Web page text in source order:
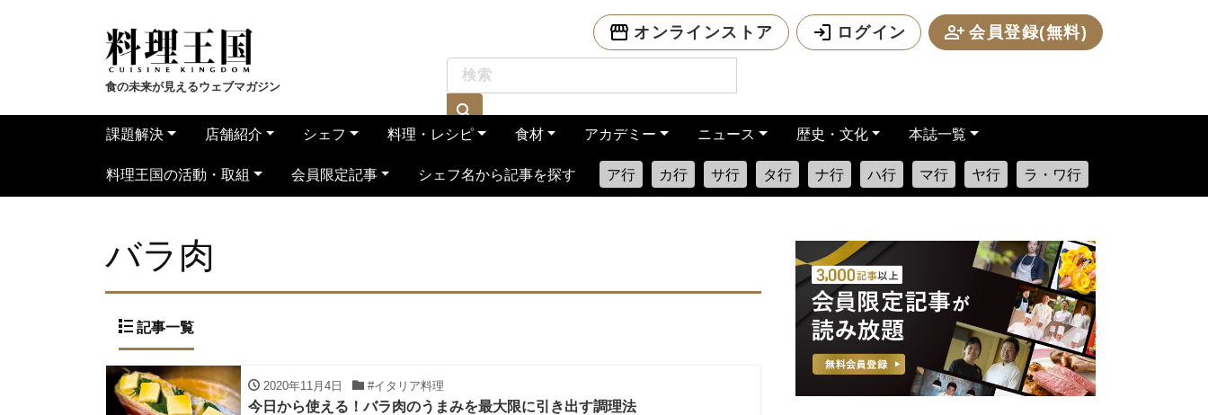
食の未来が見えるウェブマガジン
オンラインストア ログイン 会員登録(無料)
課題解決 店舗紹介 シェフ 料理・レシピ 食材 アカデミー ニュース 歴史・文化 本誌一覧
料理王国の活動・取組 会員限定記事 シェフ名から記事を探す ア行 カ行 サ行 タ行 ナ行 ハ行 マ行 ヤ行 ラ・ワ行
バラ肉
記事一覧
2020年11月4日 #イタリア料理
今日から使える！バラ肉のうまみを最大限に引き出す調理法